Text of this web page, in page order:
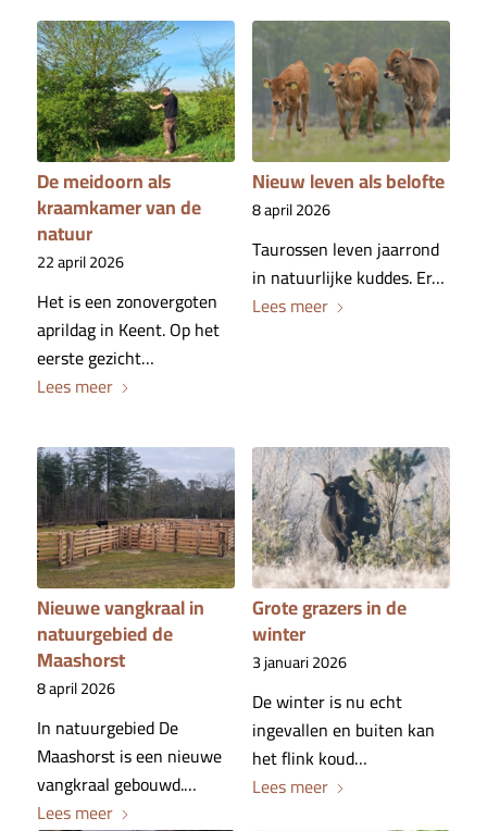
De meidoorn als
kraamkamer van de
natuur
22 april 2026
Het is een zonovergoten
aprildag in Keent. Op het
eerste gezicht…
Lees meer
Nieuw leven als belofte
8 april 2026
Taurossen leven jaarrond
in natuurlijke kuddes. Er…
Lees meer
Nieuwe vangkraal in
natuurgebied de
Maashorst
8 april 2026
In natuurgebied De
Maashorst is een nieuwe
vangkraal gebouwd.…
Lees meer
Grote grazers in de
winter
3 januari 2026
De winter is nu echt
ingevallen en buiten kan
het flink koud…
Lees meer